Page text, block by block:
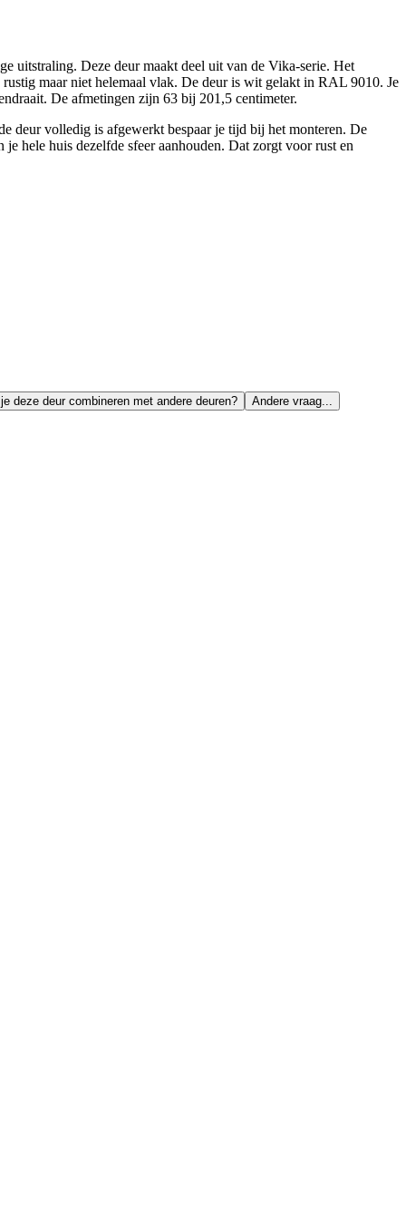
uitstraling. Deze deur maakt deel uit van de Vika-serie. Het
maar niet helemaal vlak. De deur is wit gelakt in RAL 9010. Je
De afmetingen zijn 63 bij 201,5 centimeter.
deur volledig is afgewerkt bespaar je tijd bij het monteren. De
hele huis dezelfde sfeer aanhouden. Dat zorgt voor rust en
deze deur combineren met andere deuren? Andere vraag...